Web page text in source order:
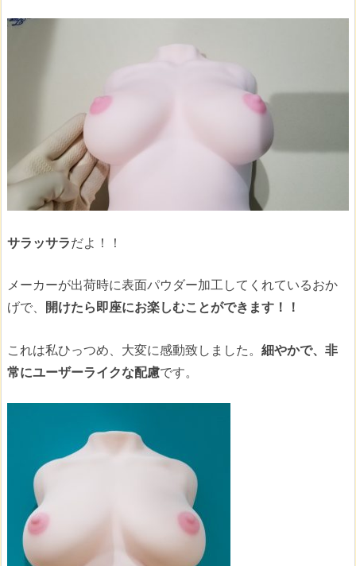
サラッサラだよ！！
メーカーが出荷時に表面パウダー加工してくれているおか
げで、 開けたら即座にお楽しむことができます！！
これは私ひっつめ、大変に感動致しました。 細やかで、非
常にユーザーライクな配慮です。